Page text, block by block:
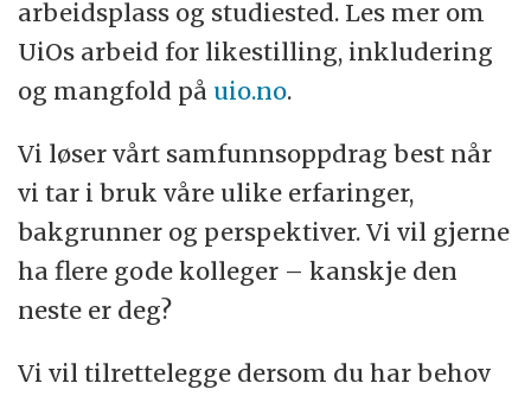
arbeidsplass og studiested. Les mer om
UiOs arbeid for likestilling, inkludering
og mangfold på uio.no.
Vi løser vårt samfunnsoppdrag best når
vi tar i bruk våre ulike erfaringer,
bakgrunner og perspektiver. Vi vil gjerne
ha flere gode kolleger – kanskje den
neste er deg?
Vi vil tilrettelegge dersom du har behov